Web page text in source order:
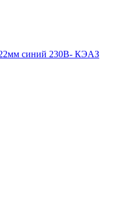
синий 230В- КЭАЗ